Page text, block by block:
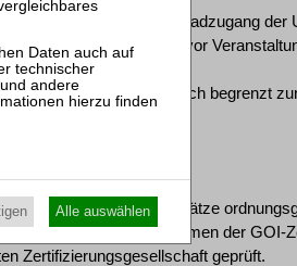
Codes zum Downloadzugang der
zwei bis drei Werktage vor
Adresse.
zum Download zeitlich begrenzt
nach GOI – Grundsätze
werden im Rahmen der GOI-
Zertifizierungsgesellschaft geprüft.
Alle auswählen